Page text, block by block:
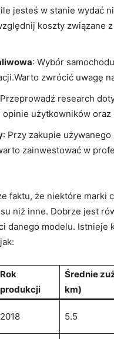
jesteś w stanie wydać
koszty związane
: Wybór
zwrócić uwagę
research
opinie użytkowników
: Przy zakupie
zainwestować w
faktu, że niektóre marki
niż inne. Dobrze jest
danego modelu. Istnieje
Rok
produkcji
Średnie
km)
2018 5.5